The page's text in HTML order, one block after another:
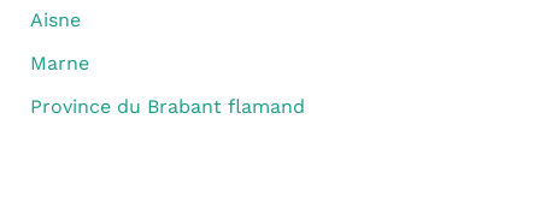
Aisne
Marne
Province du Brabant flamand